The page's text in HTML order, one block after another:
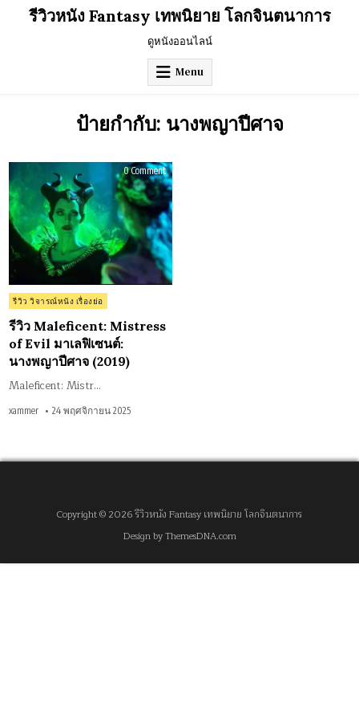
รีวิวหนัง Fantasy เทพนิยาย โลกจินตนาการ
ดูหนังออนไลน์
Menu
ป้ายกำกับ: นางพญาปีศาจ
0 Commenton
รีวิว
Maleficent:
Mistress
of
Evil
มาเล
ฟิ
เซนต์:
นางพญา
ปีศาจ
(2019)
Posted
in
รีวิว วิจารณ์หนัง เรื่องย่อ
รีวิว Maleficent: Mistress
of Evil มาเลฟิเซนต์:
นางพญาปีศาจ (2019)
Maleficent: Mistr…
xammer 24 พฤศจิกายน 2025
Copyright © 2026 รีวิวหนัง Fantasy เทพนิยาย โลกจินตนาการ
Design by ThemesDNA.com